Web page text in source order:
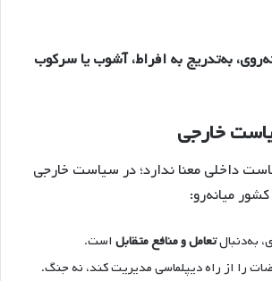
به‌تدریج به افراط، آشوب یا سرکوب
خارجی
داخلی معنا ندارد؛ در سیاست خارجی
میانه‌رو:
به‌دنبالتعامل و منافع متقابل است.
را از راه دیپلماسی مدیریت کند، نه جنگ.